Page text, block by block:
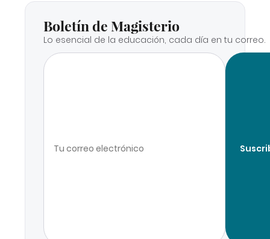
Boletín de Magisterio
Lo esencial de la educación, cada día en tu correo.